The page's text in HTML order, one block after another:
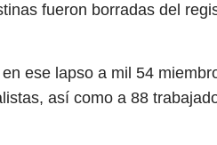
fueron borradas del
ese lapso a mil 54
así como a 88